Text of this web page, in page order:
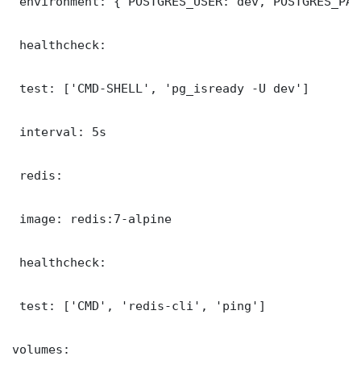
healthcheck:
test: ['CMD-SHELL', 'pg_isready -U dev']
interval: 5s
redis:
image: redis:7-alpine
healthcheck:
test: ['CMD', 'redis-cli', 'ping']
volumes: